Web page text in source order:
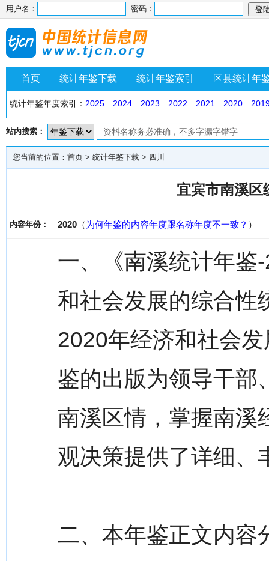
用户名： 密码：
首页 统计年鉴下载 统计年鉴索引 区县统计年
统计年鉴年度索引： 2025 2024 2023 2022 2021 2020
站内搜索：
您当前的位置： 首页 > 统计年鉴下载 > 四川
宜宾市南溪区
内容年份： 2020 （为何年鉴的内容年度跟名称年度不一致？ ）
一、《南溪统计年鉴
和社会发展的综合性
2020年经济和社会
鉴的出版为领导干部
南溪区情，掌握南溪
观决策提供了详细、
二、本年鉴正文内容